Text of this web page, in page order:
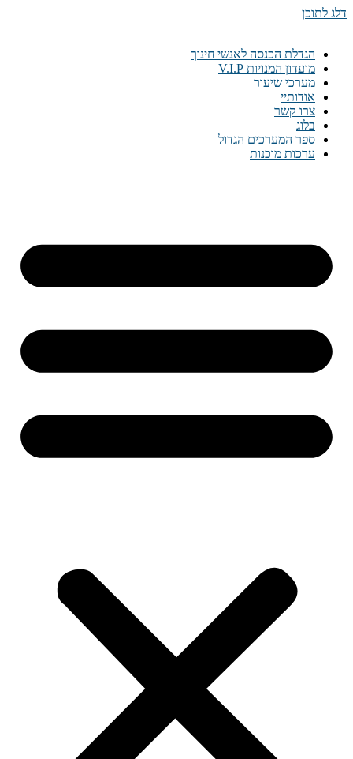
דלג לתוכן
הגדלת הכנסה לאנשי חינוך
מועדון המנויות V.I.P
מערכי שיעור
אודותיי
צרו קשר
בלוג
ספר המערכים הגדול
ערכות מוכנות